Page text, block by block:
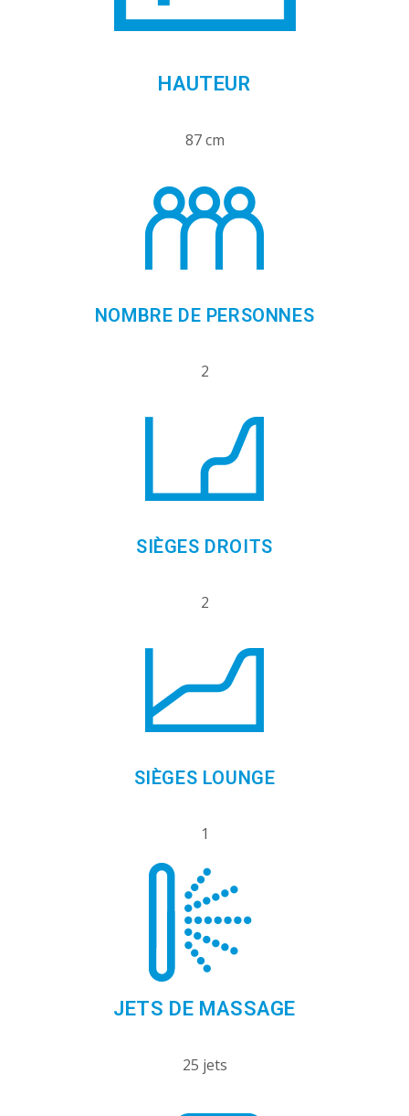
HAUTEUR
87 cm
NOMBRE DE PERSONNES
2
SIÈGES DROITS
2
SIÈGES LOUNGE
1
JETS DE MASSAGE
25 jets